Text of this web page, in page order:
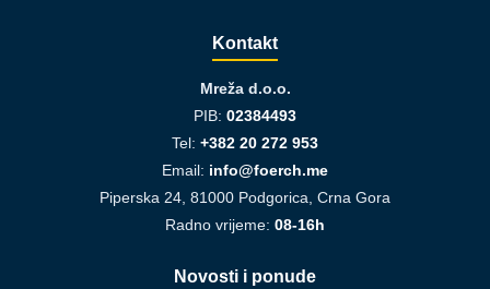
Kontakt
Mreža d.o.o.
PIB: 02384493
Tel: +382 20 272 953
Email: info@foerch.me
Piperska 24, 81000 Podgorica, Crna Gora
Radno vrijeme: 08-16h
Novosti i ponude